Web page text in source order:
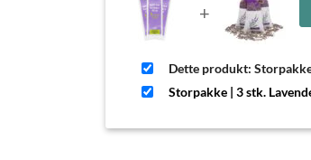
+
Dette produkt:
Storpakke | 3 stk.